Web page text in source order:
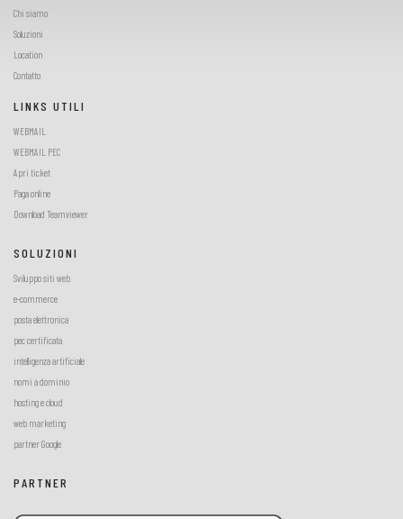
Chi siamo
Soluzioni
Location
Contatto
LINKS UTILI
WEBMAIL
WEBMAIL PEC
Apri ticket
Paga online
Download Teamviewer
SOLUZIONI
Sviluppo siti web
e-commerce
posta elettronica
pec certificata
intelligenza artificiale
nomi a dominio
hosting e cloud
web marketing
partner Google
PARTNER